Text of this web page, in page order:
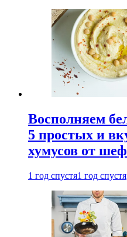
Восполняем
5 простых и
хумусов от
1 год спустя1 год спустя